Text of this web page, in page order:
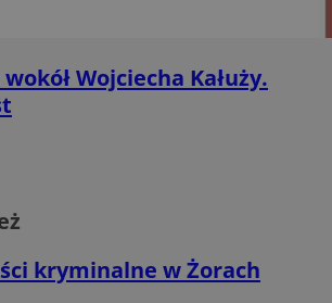
Wojciecha Kałuży.
kryminalne w Żorach